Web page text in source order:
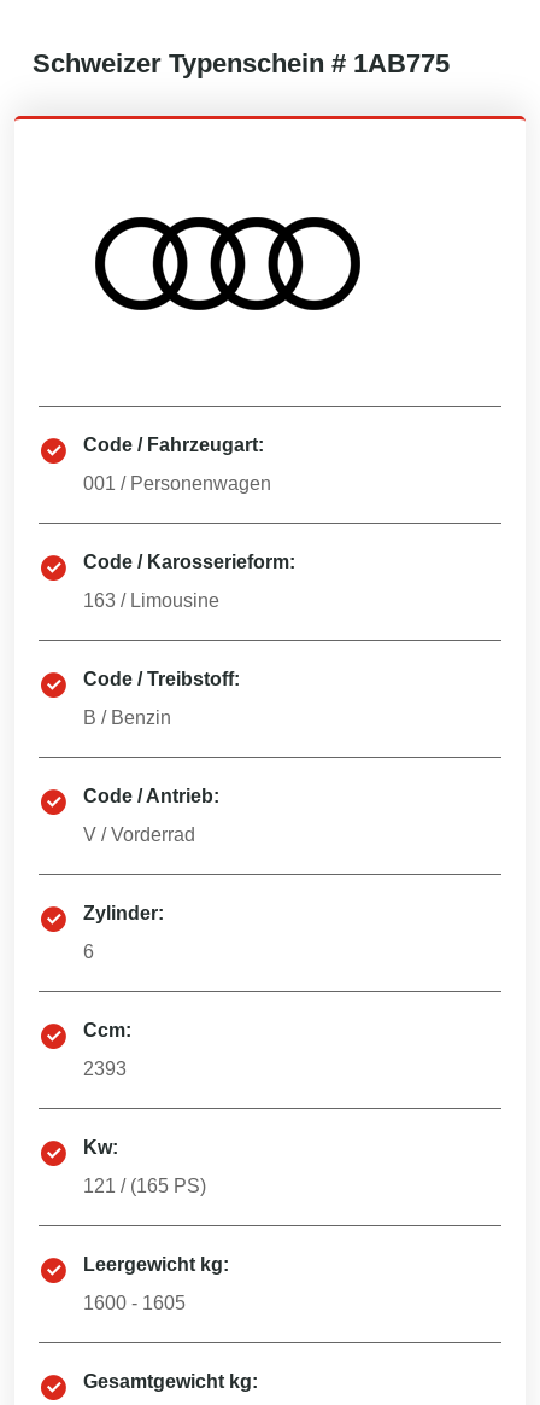
Schweizer Typenschein # 1AB775
Code / Fahrzeugart:
001 / Personenwagen
Code / Karosserieform:
163 / Limousine
Code / Treibstoff:
B / Benzin
Code / Antrieb:
V /Vorderrad
Zylinder:
6
Ccm:
2393
Kw:
121 / (165 PS)
Leergewicht kg:
1600 - 1605
Gesamtgewicht kg: